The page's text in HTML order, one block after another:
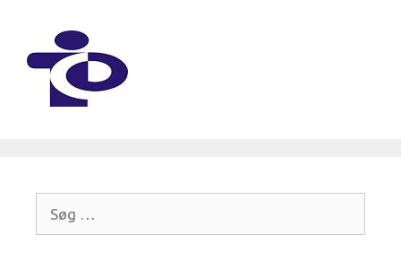
efter: